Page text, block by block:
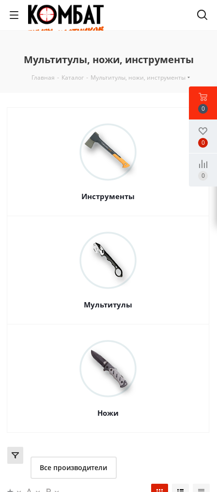
Мультитулы, ножи, инструменты
Главная - Каталог - Мультитулы, ножи, инструменты
Инструменты
Мультитулы
Ножи
Все производители
0
0
0